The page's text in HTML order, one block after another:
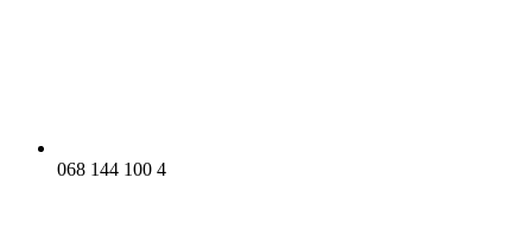
068 144 100 4